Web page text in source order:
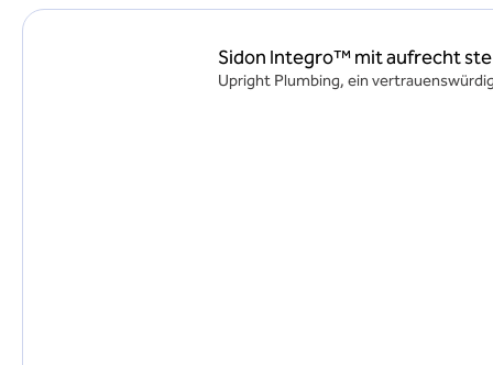
Sidon Integro™ mit aufrecht
Upright Plumbing, ein